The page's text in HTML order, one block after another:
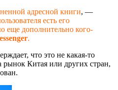
адресной книги, —
есть его
еще дополнительно кого-
.
что это не какая-то
рынок Китая или других стран,